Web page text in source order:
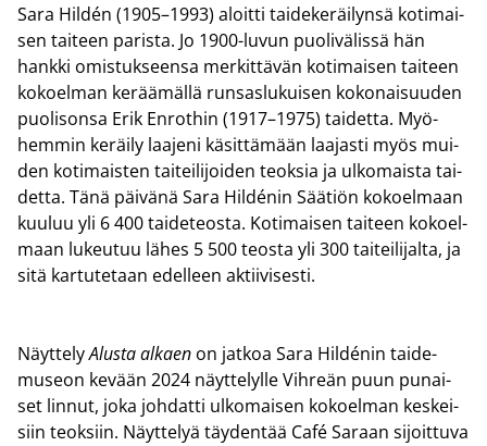
Sara Hildén (1905–1993) aloit­ti tai­de­ke­räi­lyn­sä ko­ti­mai­
sen tai­teen pa­ris­ta. Jo 1900-​luvun puo­li­vä­lis­sä hän
hank­ki omis­tuk­seen­sa mer­kit­tä­vän ko­ti­mai­sen tai­teen
ko­koel­man ke­rää­mäl­lä run­sas­lu­kui­sen ko­ko­nai­suu­den
puo­li­son­sa Erik En­rot­hin (1917–1975) tai­det­ta. Myö­
hem­min ke­räi­ly laa­je­ni kä­sit­tä­mään laa­jas­ti myös mui­
den ko­ti­mais­ten tai­tei­li­joi­den teok­sia ja ul­ko­mais­ta tai­
det­ta. Tänä päi­vä­nä Sara Hildénin Sää­tiön ko­koel­maan
kuu­luu yli 6 400 tai­de­teos­ta. Ko­ti­mai­sen tai­teen ko­koel­
maan lu­keu­tuu lähes 5 500 teos­ta yli 300 tai­tei­li­jal­ta, ja
sitä kar­tu­te­taan edel­leen ak­tii­vi­ses­ti.
Näyt­te­lyAlus­ta al­kaen on jat­koa Sara Hildénin tai­de­
museon ke­vään 2024 näyt­te­lyl­le Vih­reän puun pu­nai­
set lin­nut, joka joh­dat­ti ul­ko­mai­sen ko­koel­man kes­kei­
siin teok­siin. Näyt­te­lyä täy­den­tää Café Sa­raan si­joit­tu­va